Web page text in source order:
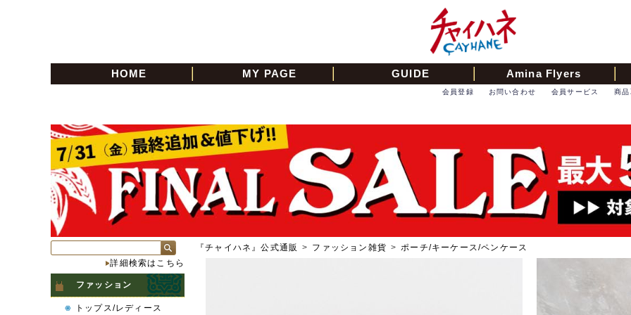
HOME MY PAGE GUIDE Amina Flyers
商
会員サービス
お問い合わせ
会員登録
『チャイハネ』公式通販 > ファッション雑貨 > ポーチ/キーケース/ペンケース
詳細検索はこちら
ファッション
トップス/レディース